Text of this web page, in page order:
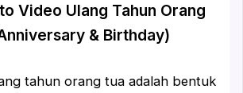
Video Ulang Tahun Orang
& Birthday)
tahun orang tua adalah bentuk